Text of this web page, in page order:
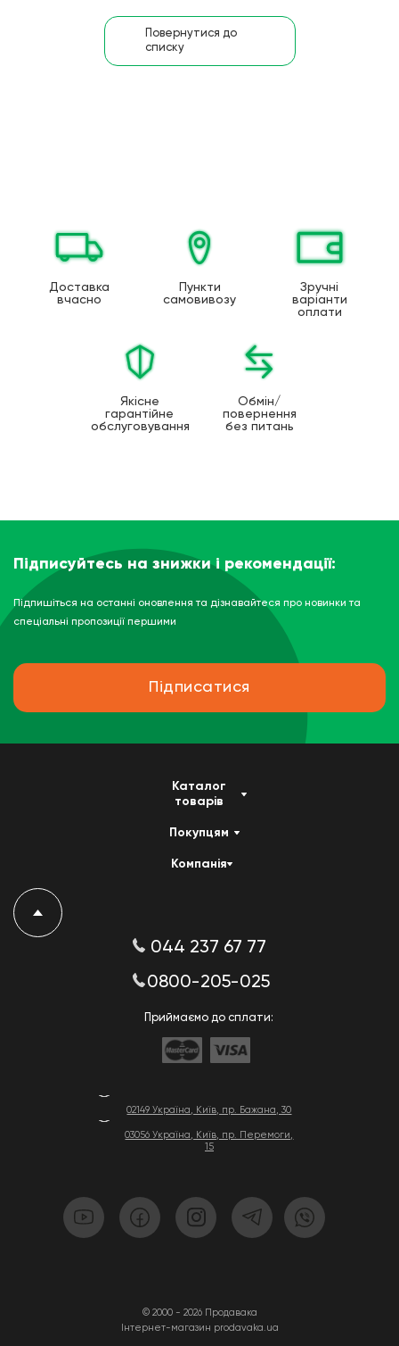
Повернутися до
списку
Доставка
вчасно
Пункти
самовивозу
Зручні
варіанти
оплати
Якісне
гарантійне
обслуговування
Обмін/
повернення
без питань
Підписуйтесь на знижки і рекомендації:
Підпишіться на останні оновлення та дізнавайтеся про новинки та
спеціальні пропозиції першими
Підписатися
02149 Україна, Київ, пр. Бажана, 30
03056 Україна, Київ, пр. Перемоги,
15
© 2000 - 2026 Продавака
Інтернет-магазин prodavaka.ua
Каталог
товарів
Покупцям
Компанія
044 237 67 77
0800-205-025
Приймаємо до сплати: